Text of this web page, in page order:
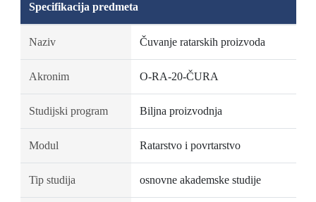
Specifikacija predmeta
Naziv Čuvanje ratarskih proizvoda
Akronim O-RA-20-ČURA
Studijski program Biljna proizvodnja
Modul Ratarstvo i povrtarstvo
Tip studija osnovne akademske studije